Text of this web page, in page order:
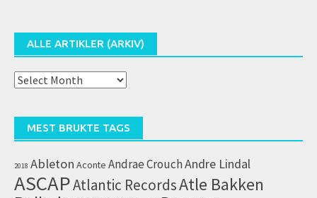
ALLE ARTIKLER (ARKIV)
Alle
MEST BRUKTE TAGS
2018 Ableton Aconte Andrae CrouchAndre Lindal
ASCAPAtlantic RecordsAtle Bakken